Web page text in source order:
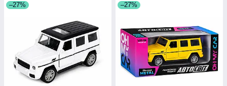
–27% –27%